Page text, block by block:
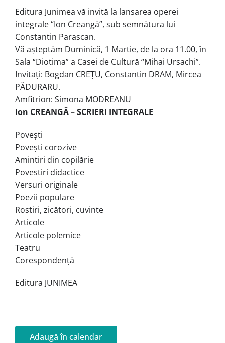
Editura Junimea vă invită la lansarea operei
integrale “Ion Creangă”, sub semnătura lui
Constantin Parascan.
Vă așteptăm Duminică, 1 Martie, de la ora 11.00, în
Sala “Diotima” a Casei de Cultură “Mihai Ursachi”.
Invitați: Bogdan CREȚU, Constantin DRAM, Mircea
PĂDURARU.
Amfitrion: Simona MODREANU
Ion CREANGĂ –SCRIERI INTEGRALE
Povești
Povești corozive
Amintiri din copilărie
Povestiri didactice
Versuri originale
Poezii populare
Rostiri, zicători, cuvinte
Articole
Articole polemice
Teatru
Corespondență
Editura JUNIMEA
Adaugă în calendar